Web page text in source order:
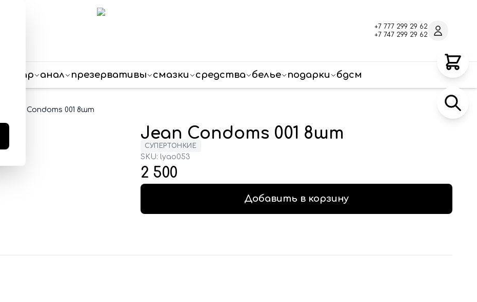
+7 777 299 29 62
+7 747 299 29 62
для пар анал презервативы смазки средства белье подарки бдсм
Jean Condoms 001 8шт
Jean Condoms 001 8шт
СУПЕРТОНКИЕ
SKU: lyao053
2 500
Добавить в корзину